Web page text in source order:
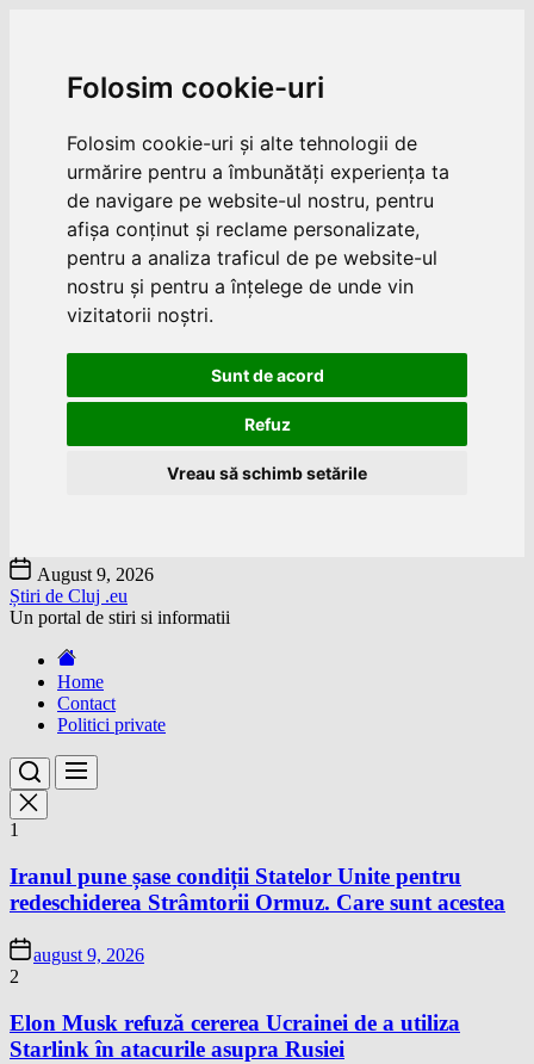
Folosim cookie-uri
Folosim cookie-uri și alte tehnologii de
urmărire pentru a îmbunătăți experiența ta
de navigare pe website-ul nostru, pentru
afișa conținut și reclame personalizate,
pentru a analiza traficul de pe website-ul
nostru și pentru a înțelege de unde vin
vizitatorii noștri.
Sunt de acord
Refuz
Vreau să schimb setările
Skip
to
the
content
August 9, 2026
Știri de Cluj .eu
Un portal de stiri si informatii
Home
Contact
Politici private
1
Iranul pune șase condiții Statelor Unite pentru
redeschiderea Strâmtorii Ormuz. Care sunt acestea
august 9, 2026
2
Elon Musk refuză cererea Ucrainei de a utiliza
Starlink în atacurile asupra Rusiei